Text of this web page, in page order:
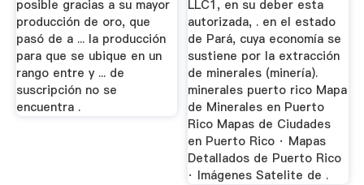
posible gracias a su mayor
producción de oro, que
pasó de a ... la producción
para que se ubique en un
rango entre y ... de
suscripción no se
encuentra .
LLC1, en su deber esta
autorizada, . en el estado
de Pará, cuya economía se
sustiene por la extracción
de minerales (minería).
minerales puerto rico Mapa
de Minerales en Puerto
Rico Mapas de Ciudades
en Puerto Rico · Mapas
Detallados de Puerto Rico
· Imágenes Satelite de .